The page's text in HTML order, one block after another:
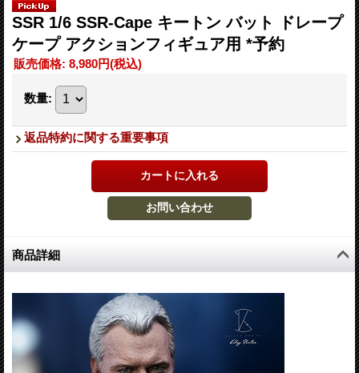
SSR 1/6 SSR-Cape キートン バット ドレープ
ケープ アクションフィギュア用 *予約
販売価格: 8,980円(税込)
数量:
返品特約に関する重要事項
商品詳細